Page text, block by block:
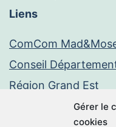
Gérer le
cookies
Liens
ComCom
Conseil
Région Grand Est
Paiement en ligne